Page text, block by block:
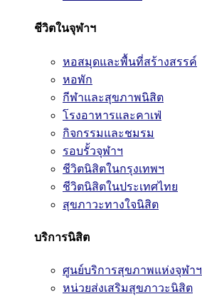
ชีวิตในจุฬาฯ
หอสมุดและพื้นที่สร้างสรรค์
หอพัก
กีฬาและสุขภาพนิสิต
โรงอาหารและคาเฟ่
กิจกรรมและชมรม
รอบรั้วจุฬาฯ
ชีวิตนิสิตในกรุงเทพฯ
ชีวิตนิสิตในประเทศไทย
สุขภาวะทางใจนิสิต
บริการนิสิต
ศูนย์บริการสุขภาพแห่งจุฬาฯ
หน่วยส่งเสริมสุขภาวะนิสิต